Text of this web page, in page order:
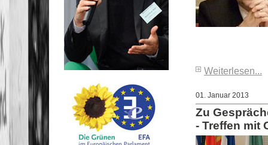
Weiterlesen...
01. Januar 2013
Zu
- Treffen mit